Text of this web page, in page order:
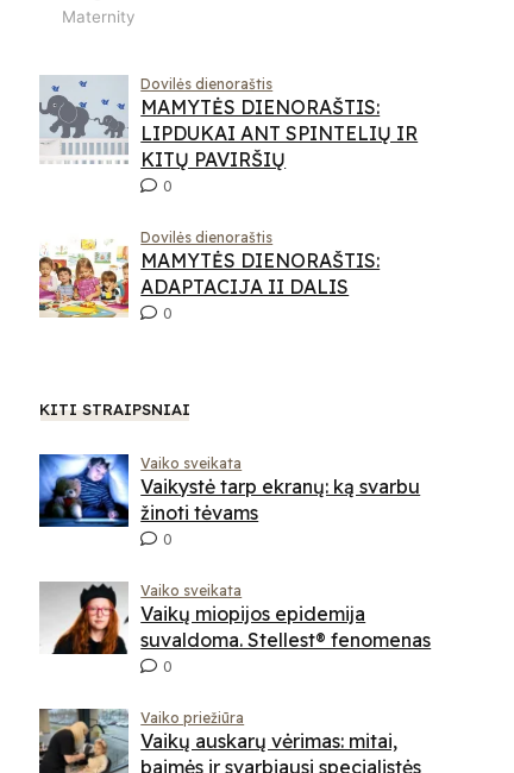
Maternity
Dovilės dienoraštis
MAMYTĖS DIENORAŠTIS:
LIPDUKAI ANT SPINTELIŲ IR
KITŲ PAVIRŠIŲ
0
Dovilės dienoraštis
MAMYTĖS DIENORAŠTIS:
ADAPTACIJA II DALIS
0
KITI STRAIPSNIAI
Vaiko sveikata
Vaikystė tarp ekranų: ką svarbu
žinoti tėvams
0
Vaiko sveikata
Vaikų miopijos epidemija
suvaldoma. Stellest® fenomenas
0
Vaiko priežiūra
Vaikų auskarų vėrimas: mitai,
baimės ir svarbiausi specialistės